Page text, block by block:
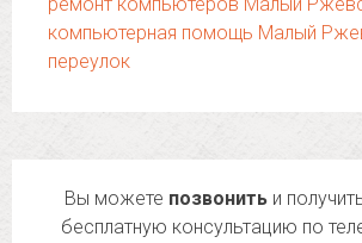
компьютерная помощь Малый
переулок
Вы можете позвонить и
бесплатную консультацию по